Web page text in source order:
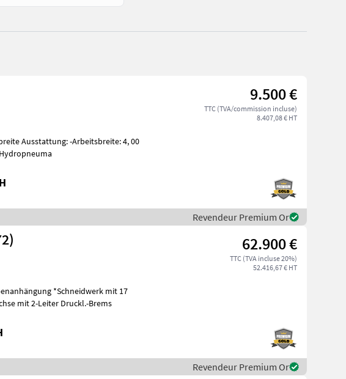
9.500 €
TTC (TVA/commission incluse)
8.407,08 € HT
4, 00
Revendeur Premium Or
62.900 €
TTC (TVA incluse 20%)
52.416,67 € HT
*E-Achse mit 2-Leiter Druckl.-Brems
Revendeur Premium Or